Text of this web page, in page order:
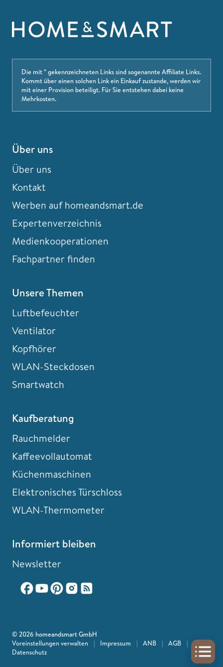
Die mit * gekennzeichneten Links sind sogenannte Affiliate Links.
Kommt über einen solchen Link ein Einkauf zustande, werden wir
mit einer Provision beteiligt. Für Sie entstehen dabei keine
Mehrkosten.
Über uns
Über uns
Kontakt
Werben auf homeandsmart.de
Expertenverzeichnis
Medienkooperationen
Fachpartner finden
Unsere Themen
Luftbefeuchter
Ventilator
Kopfhörer
WLAN-Steckdosen
Smartwatch
Kaufberatung
Rauchmelder
Kaffeevollautomat
Küchenmaschinen
Elektronisches Türschloss
WLAN-Thermometer
Informiert bleiben
Newsletter
© 2026 homeandsmart GmbH
Voreinstellungen verwalten
| Impressum | ANB | AGB
|
Datenschutz